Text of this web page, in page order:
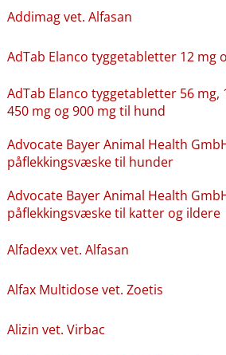
Addimag vet. Alfasan
AdTab Elanco tyggetabletter 12 mg
AdTab Elanco tyggetabletter 56 mg,
450 mg og 900 mg til hund
Advocate Bayer Animal Health
påflekkingsvæske til hunder
Advocate Bayer Animal Health
påflekkingsvæske til katter og ildere
Alfadexx vet. Alfasan
Alfax Multidose vet. Zoetis
Alizin vet. Virbac